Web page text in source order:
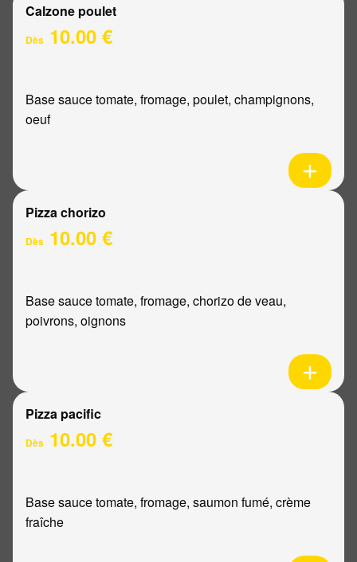
Calzone poulet
Dès 10.00 €
Base sauce tomate, fromage, poulet, champignons,
oeuf
Pizza chorizo
Dès 10.00 €
Base sauce tomate, fromage, chorizo de veau,
poivrons, oignons
Pizza pacific
Dès 10.00 €
Base sauce tomate, fromage, saumon fumé, crème
fraîche